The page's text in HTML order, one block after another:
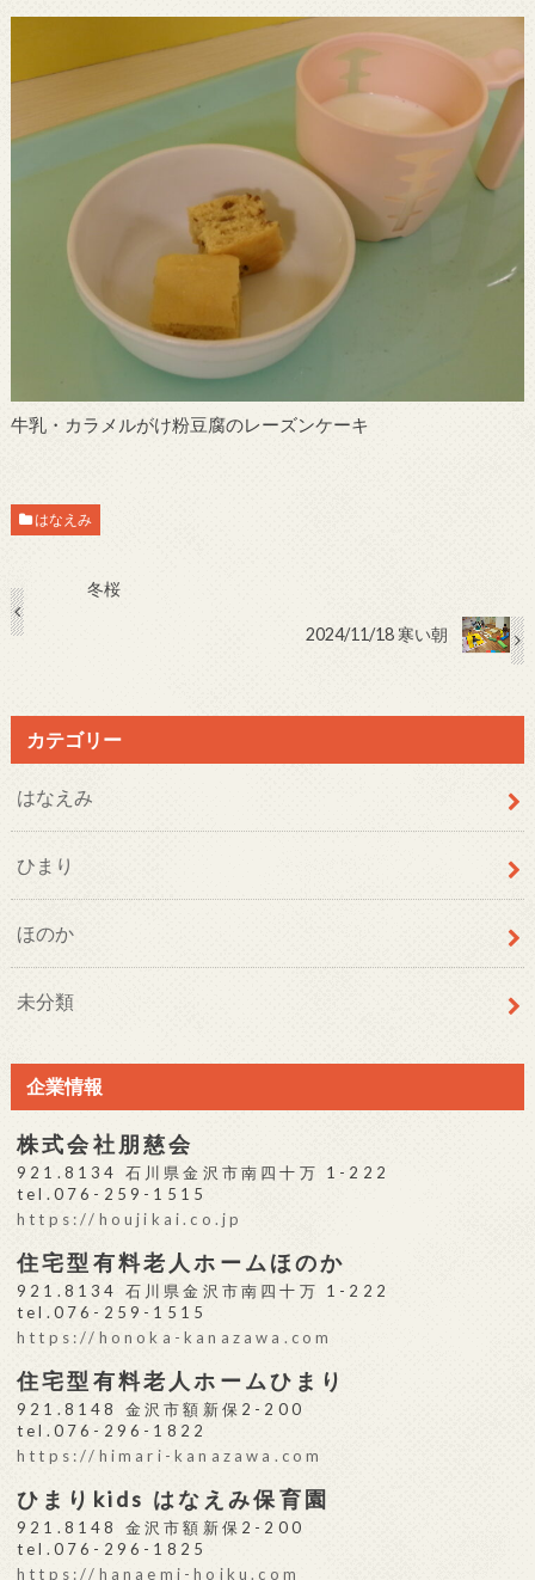
牛乳・カラメルがけ粉豆腐のレーズンケーキ
はなえみ
冬桜
2024/11/18 寒い朝
カテゴリー
はなえみ
ひまり
ほのか
未分類
企業情報
株式会社朋慈会
921.8134 石川県金沢市南四十万 1-222
tel.076-259-1515
https://houjikai.co.jp
住宅型有料老人ホームほのか
921.8134 石川県金沢市南四十万 1-222
tel.076-259-1515
https://honoka-kanazawa.com
住宅型有料老人ホームひまり
921.8148 金沢市額新保2-200
tel.076-296-1822
https://himari-kanazawa.com
ひまりkids はなえみ保育園
921.8148 金沢市額新保2-200
tel.076-296-1825
https://hanaemi-hoiku.com